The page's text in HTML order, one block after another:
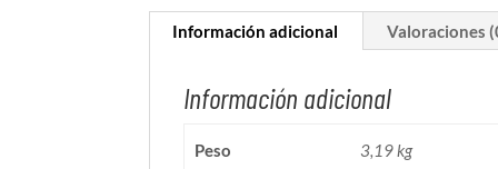
Información adicional Valoraciones
Información adicional
Peso 3,19 kg